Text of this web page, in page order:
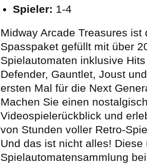
Spieler: 1-4
Midway Arcade Treasures ist
Spasspaket gefüllt mit über
Spielautomaten inklusive
Defender, Gauntlet, Joust
ersten Mal für die Next
Machen Sie einen
Videospielerückblick und
von Stunden voller Retro-
Und das ist nicht alles! Diese
Spielautomatensammlung